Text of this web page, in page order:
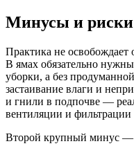
Минусы и риски
Практика не освобождает
В ямах обязательно
уборки, а без
застаивание влаги и
и гнили в подпочве —
вентиляции и
Второй крупный минус —